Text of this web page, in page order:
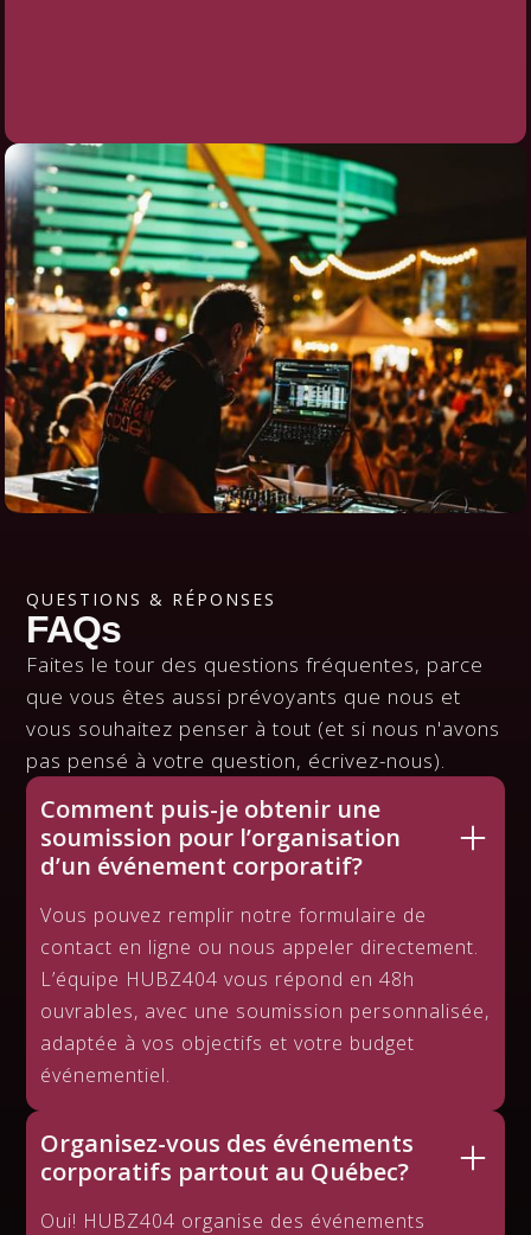
QUESTIONS & RÉPONSES
FAQs
Faites le tour des questions fréquentes, parce
que vous êtes aussi prévoyants que nous et
vous souhaitez penser à tout (et si nous n'avons
pas pensé à votre question, écrivez-nous).
Comment puis-je obtenir une
soumission pour l’organisation
d’un événement corporatif?
Vous pouvez remplir notre formulaire de
contact en ligne ou nous appeler directement.
L’équipe HUBZ404 vous répond en 48h
ouvrables, avec une soumission personnalisée,
adaptée à vos objectifs et votre budget
événementiel.
Organisez-vous des événements
corporatifs partout au Québec?
Oui! HUBZ404 organise des événements